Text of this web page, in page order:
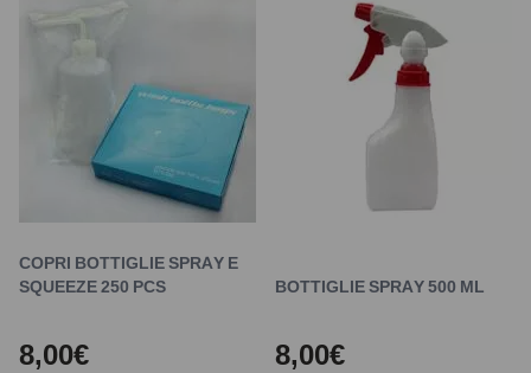
COPRI BOTTIGLIE SPRAY E
SQUEEZE 250 PCS
8,00€
BOTTIGLIE SPRAY 500 ML
8,00€